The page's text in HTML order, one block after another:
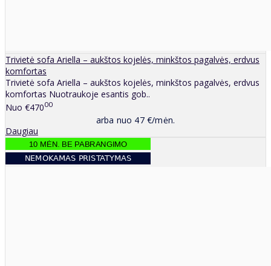
Trivietė sofa Ariella – aukštos kojelės, minkštos pagalvės, erdvus
komfortas
Trivietė sofa Ariella – aukštos kojelės, minkštos pagalvės, erdvus
komfortas Nuotraukoje esantis gob..
Nuo €47000
arba nuo 47 €/mėn.
Daugiau